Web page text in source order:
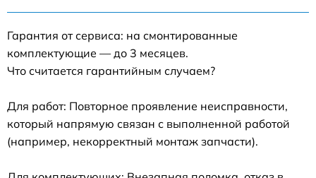
Гарантия от сервиса: на смонтированные
комплектующие — до 3 месяцев.
Что считается гарантийным случаем?
Для работ: Повторное проявление неисправности,
который напрямую связан с выполненной работой
(например, некорректный монтаж запчасти).